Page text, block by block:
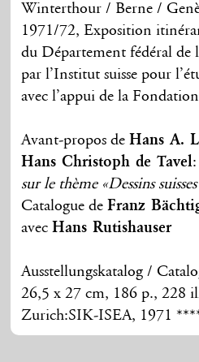
Winterthour / Berne /
1971/72, Exposition
du Département fédéral de
par l’Institut suisse pour
avec l’appui de la
Avant-propos deHans A.
Hans Christoph de Tavel:
sur le thème «Dessins
Catalogue deFranz
avecHans Rutishauser
Ausstellungskatalog /
26,5 x 27 cm, 186 p., 228
Zurich:SIK-ISEA, 1971